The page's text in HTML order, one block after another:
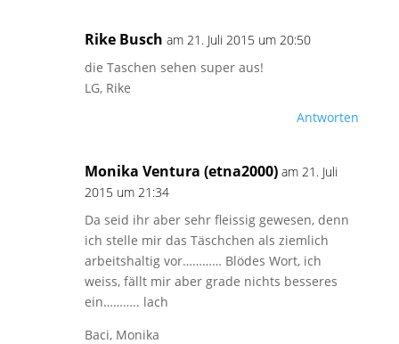
Rike Busch am 21. Juli 2015 um 20:50
die Taschen sehen super aus!
LG, Rike
Antworten
Monika Ventura (etna2000) am 21. Juli
2015 um 21:34
Da seid ihr aber sehr fleissig gewesen, denn
ich stelle mir das Täschchen als ziemlich
arbeitshaltig vor………… Blödes Wort, ich
weiss, fällt mir aber grade nichts besseres
ein……….. lach
Baci, Monika